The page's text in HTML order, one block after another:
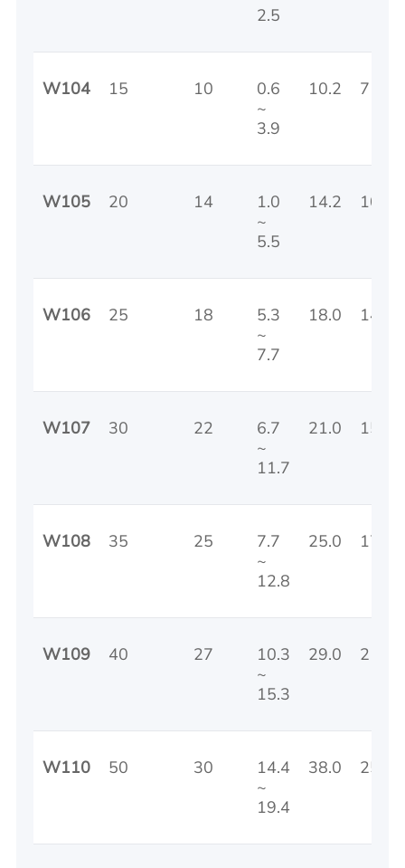
2.5
W104 15 10
0.6
~
3.9
10.2 7
W105 20 14
1.0
~
5.5
14.2 10
W106 25 18
5.3
~
7.7
18.0 14
W107 30 22
6.7
~
11.7
21.0 15
W108 35 25
7.7
~
12.8
25.0 17
W109 40 27
10.3
~
15.3
29.0 21
W110 50 30
14.4
~
19.4
38.0 25